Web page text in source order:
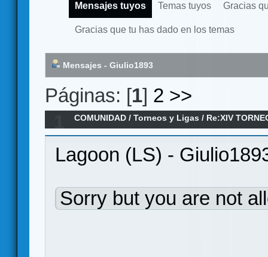
Mensajes tuyos Temas tuyos Gracias
Gracias que tu has dado en los temas
Mensajes - Giulio1893
Páginas: [1] 2 >>
COMUNIDAD /Torneos y Ligas / Re:XIV
ANILLO/ Jornada 7
Lagoon (LS) -
Sorry but you are not